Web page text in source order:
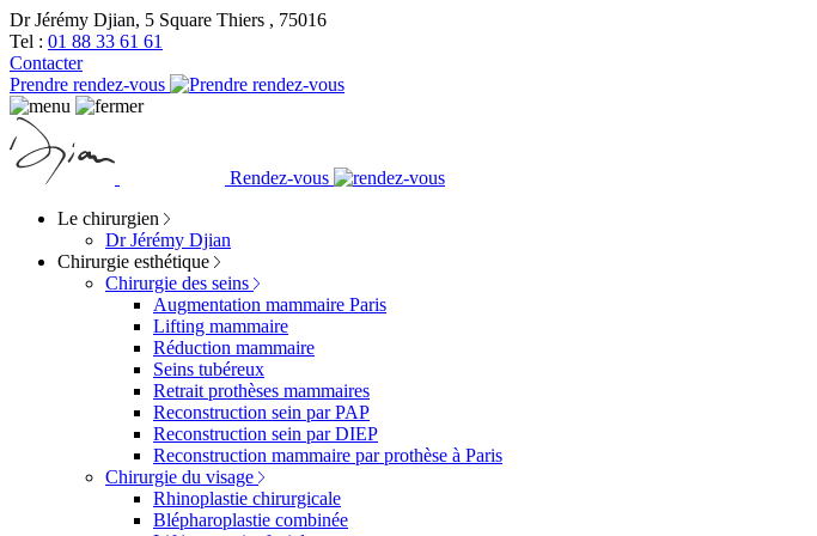
Dr Jérémy Djian, 5 Square Thiers , 75016
Tel : 01 88 33 61 61
Contacter
Prendre rendez-vous
Rendez-vous
Le chirurgien
Dr Jérémy Djian
Chirurgie esthétique
Chirurgie des seins
Augmentation mammaire Paris
Lifting mammaire
Réduction mammaire
Seins tubéreux
Retrait prothèses mammaires
Reconstruction sein par PAP
Reconstruction sein par DIEP
Reconstruction mammaire par prothèse à Paris
Chirurgie du visage
Rhinoplastie chirurgicale
Blépharoplastie combinée